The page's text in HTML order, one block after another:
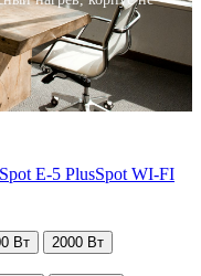
Spot E-5 PlusSpot WI-FI
Вт 2000 Вт